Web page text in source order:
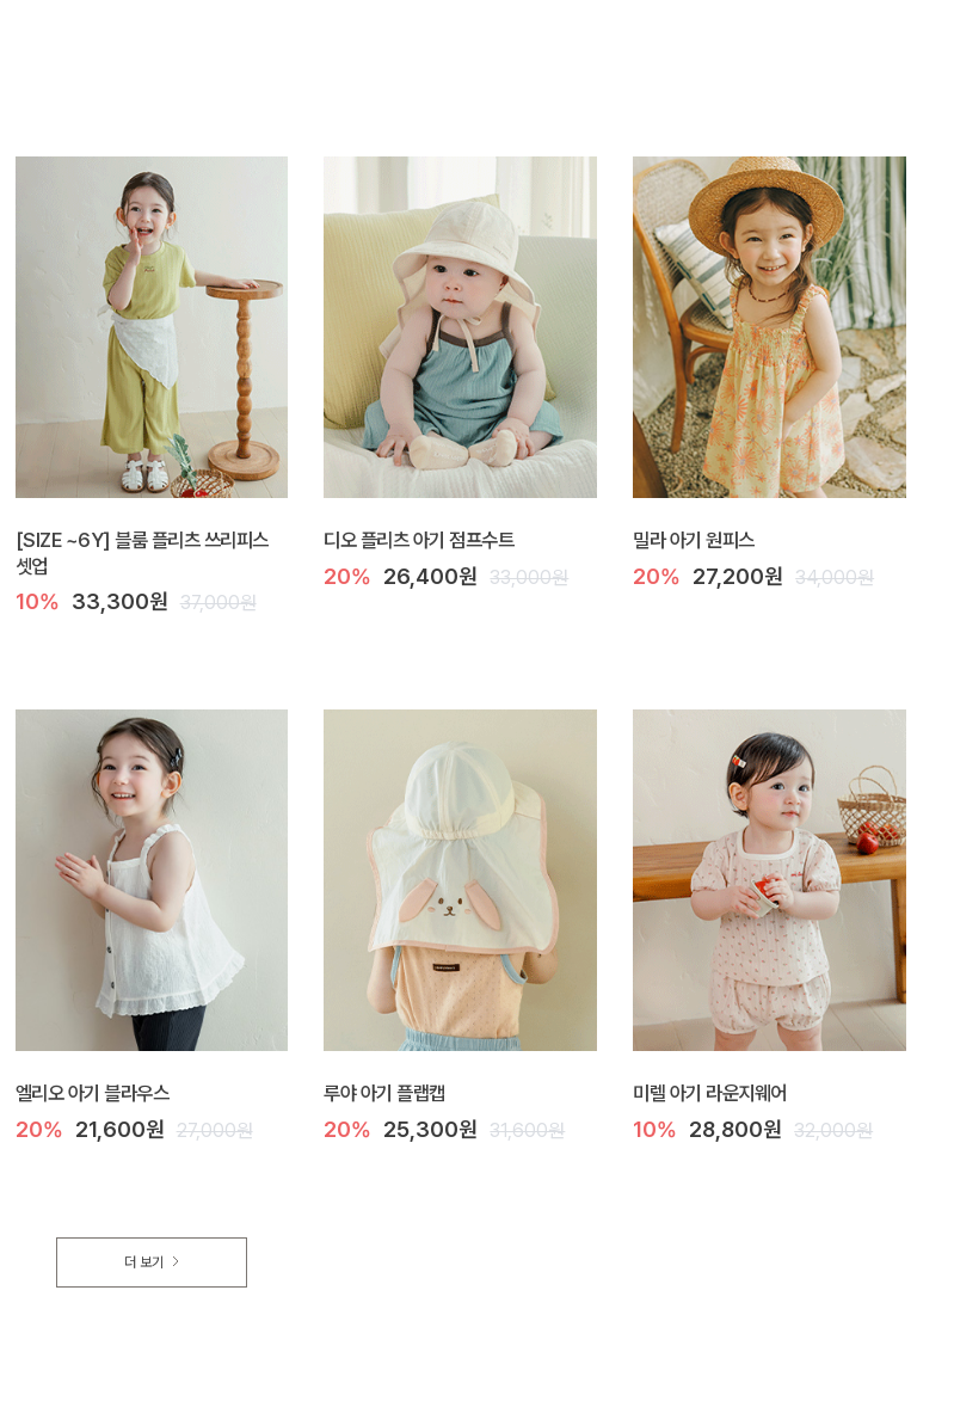
[SIZE ~6Y] 블룸 플리츠 쓰리피스
셋업
10% 33,300원 37,000원
디오 플리츠 아기 점프수트
20% 26,400원 33,000원
밀라 아기 원피스
20% 27,200원 34,000원
엘리오 아기 블라우스
20% 21,600원 27,000원
루야 아기 플랩캡
20% 25,300원 31,600원
미렐 아기 라운지웨어
10% 28,800원 32,000원
더 보기